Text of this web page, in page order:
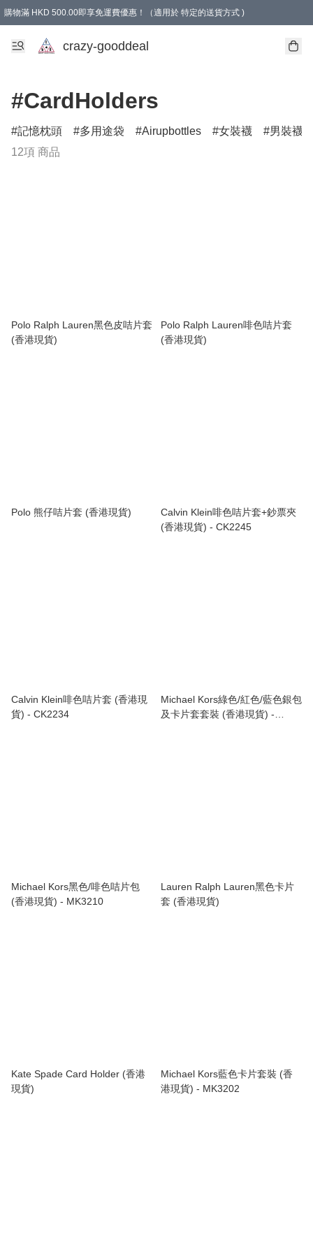
購物滿 HKD 500.00即享免運費優惠！（適用於 特定的送貨方式 )
成為會員可享免費禮品
crazy-gooddeal
#CardHolders
記憶枕頭 多用途袋 Airupbottles 女裝襪
男裝襪
12項 商品
Polo Ralph Lauren黑色皮咭片套
(香港現貨)
Polo Ralph Lauren啡色咭片套
(香港現貨)
Polo 熊仔咭片套 (香港現貨)
Calvin Klein啡色咭片套+鈔票夾
(香港現貨) - CK2245
Calvin Klein啡色咭片套 (香港現
貨) - CK2234
Michael Kors綠色/紅色/藍色銀包
及卡片套套裝 (香港現貨) -
Michael Kors黑色/啡色咭片包
(香港現貨) - MK3210
Lauren Ralph Lauren黑色卡片
套 (香港現貨)
Kate Spade Card Holder (香港
現貨)
Michael Kors藍色卡片套裝 (香
港現貨) - MK3202